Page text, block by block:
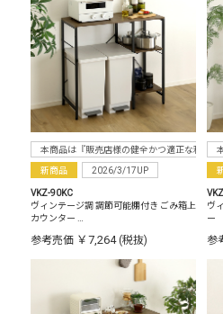
本商品は『販売店様の健全かつ適正な利益
新商品 2026/3/17UP
VKZ-90KC
ヴィンテージ調 調節可能棚付き ごみ箱上
カウンター …
参考売価 ￥7,264 (税抜)
ヴ
ー
参